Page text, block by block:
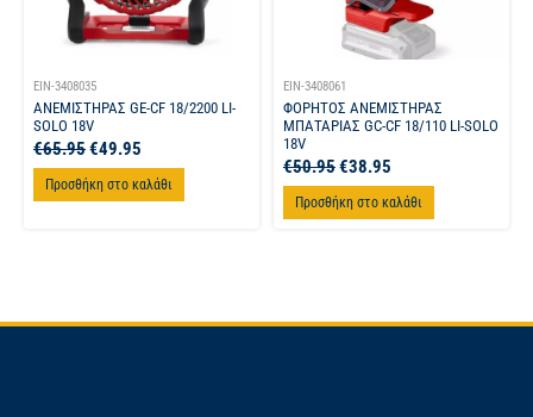
EIN-3408035
ΑΝΕΜΙΣΤΗΡΑΣ GE-CF 18/2200 LI-
SOLO 18V
€65.95€49.95
Προσθήκη στο καλάθι
EIN-3408061
ΦΟΡΗΤΟΣ ΑΝΕΜΙΣΤΗΡΑΣ
ΜΠΑΤΑΡΙΑΣ GC-CF 18/110 LI-SOLO
18V
€50.95€38.95
Προσθήκη στο καλάθι